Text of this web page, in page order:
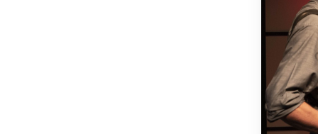
THERMEN-